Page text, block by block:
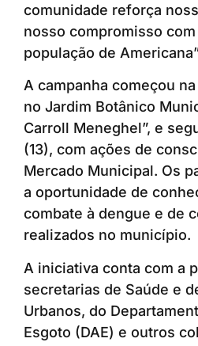
comunidade reforça
nosso compromisso
população de
A campanha começou
no Jardim Botânico
Carroll Meneghel”, e
(13), com ações de
Mercado Municipal. Os
a oportunidade de
combate à dengue e de
realizados no município.
A iniciativa conta com a
secretarias de Saúde e
Urbanos, do
Esgoto (DAE) e outros